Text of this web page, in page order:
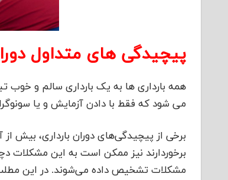
پیچیدگی های متداول
همه بارداری ها به یک بارداری سالم و
می شود که فقط با دادن آزمایش و یا
برخی از پیچیدگی‌های دوران بارداری، بیش
برخوردارند نیز ممکن است به این مشکلات
مشکلات تشخیص داده می‌شوند. در این